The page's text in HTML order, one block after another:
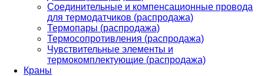
Соединительные и компенсационные провода
для термодатчиков (распродажа)
Термопары (распродажа)
Термосопротивления (распродажа)
Чувствительные элементы и
термокомплектующие (распродажа)
Краны